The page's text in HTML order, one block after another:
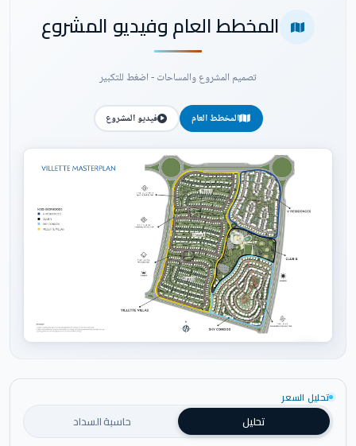
المخطط العام وفيديو المشروع
تصميم المشروع والمساحات - اضغط للتكبير
المخطط العام فيديو المشروع
تحليل السعر
تحليل حاسبة السداد